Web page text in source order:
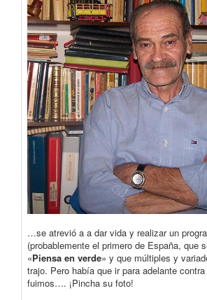
…se atrevió a a dar vida y realizar un
(probablemente el primero de España, que
«Piensa en verde» y que múltiples y
trajo. Pero había que ir para adelante
fuimos…. ¡Pincha su foto!